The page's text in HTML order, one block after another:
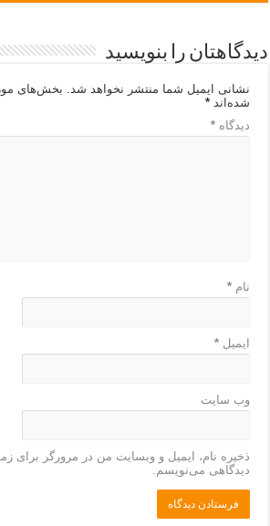
دیدگاهتان را بنویسید
نشانی ایمیل شما منتشر نخواهد شد.
بخش‌های
شده‌اند*
دیدگاه*
نام*
ایمیل*
وب‌ سایت
ذخیره نام، ایمیل و وبسایت من در مرورگر برای
دیدگاهی می‌نویسم.